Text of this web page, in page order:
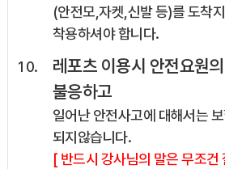
(안전모,자켓,신발 등)를 도착
착용하셔야 합니다.
레포츠 이용시 안전요원
불응하고
일어난 안전사고에 대해서는
되지않습니다.
[ 반드시 강사님의 말은 무조건